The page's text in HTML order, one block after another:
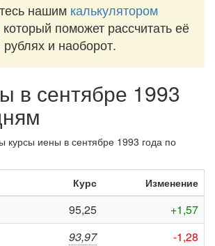
нашим калькулятором
который поможет рассчитать её
рублях и наоборот.
в сентябре 1993
курсы иены в сентябре 1993 года по
Курс Изменение
95,25
+1,57
93,97
-1,28